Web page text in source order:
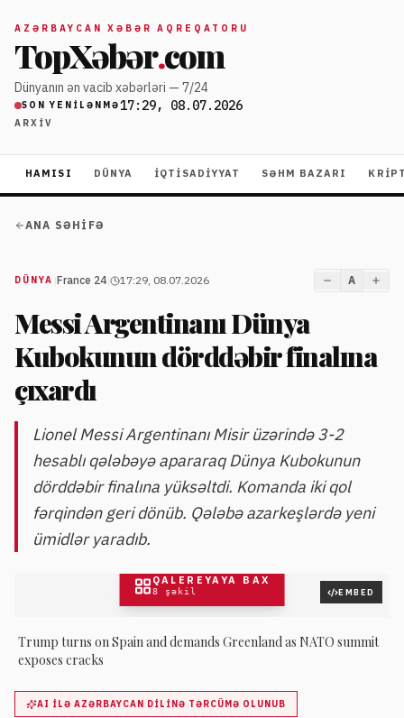
AZƏRBAYCAN XƏBƏR AQREQATORU
TopXəbər.com
Dünyanın ən vacib xəbərləri — 7/24
SON YENILƏNMƏ17:29, 08.07.2026
ARXIV
HAMISI DÜNYA İQTISADIYYAT SƏHM BAZARI
ANA SƏHIFƏ
DÜNYA France 24| 17:29, 08.07.2026 A
Messi Argentinanı Dünya
Kubokunun dörddəbir finalına
çıxardı
Lionel Messi Argentinanı Misir üzərində 3-2
hesablı qələbəyə apararaq Dünya Kubokunun
dörddəbir finalına yüksəltdi. Komanda iki qol
fərqindən geri dönüb. Qələbə azarkeşlərdə yeni
ümidlər yaradıb.
QALEREYAYA BAX
8 şəkil EMBED
Trump turns on Spain and demands Greenland as NATO summit
exposes cracks
AI ILƏ AZƏRBAYCAN DILINƏ TƏRCÜMƏ OLUNUB